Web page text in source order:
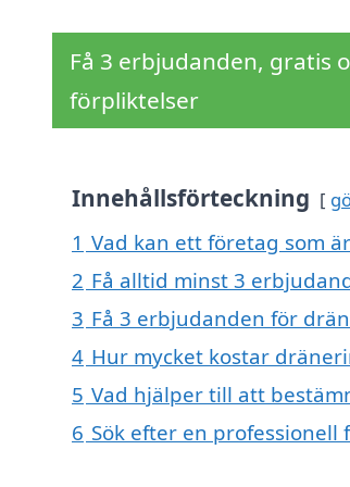
Få 3 erbjudanden, gratis
förpliktelser
Innehållsförteckning
1 Vad kan ett företag som
2 Få alltid minst 3
3 Få 3 erbjudanden för
4 Hur mycket kostar
5 Vad hjälper till att
6 Sök efter en